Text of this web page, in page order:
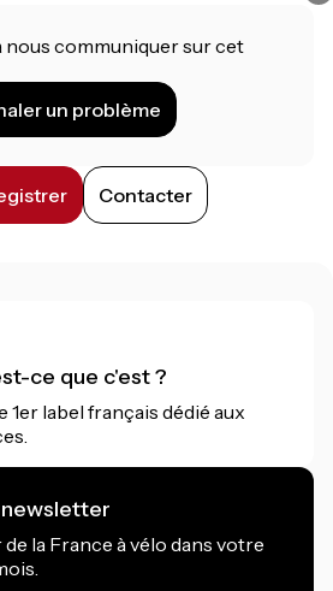
nous communiquer sur cet
un problème
Contacter
ce que c'est ?
1er label français dédié aux
newsletter
de la France à vélo dans votre